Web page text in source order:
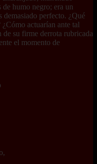
de humo negro; era un
demasiado perfecto. ¿Qué
¿Cómo actuarían ante tal
de su firme derrota rubricada
el momento de